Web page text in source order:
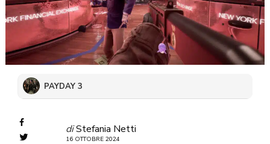
PAYDAY 3
diStefania Netti
16 OTTOBRE 2024